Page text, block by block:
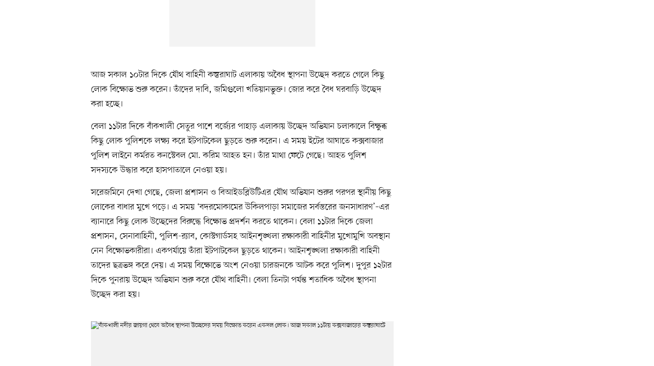
আজ সকাল ১০টার দিকে যৌথ বাহিনী কস্তুরাঘাট এলাকায় অবৈধ স্থাপনা উচ্ছেদ করতে গেলে কিছু
লোক বিক্ষোভ শুরু করেন। তাঁদের দাবি, জমিগুলো খতিয়ানভুক্ত। জোর করে বৈধ ঘরবাড়ি উচ্ছেদ
করা হচ্ছে।
বেলা ১১টার দিকে বাঁকখালী সেতুর পাশে বর্জ্যের পাহাড় এলাকায় উচ্ছেদ অভিযান চলাকালে বিক্ষুব্ধ
কিছু লোক পুলিশকে লক্ষ্য করে ইটপাটকেল ছুড়তে শুরু করেন। এ সময় ইটের আঘাতে কক্সবাজার
পুলিশ লাইনে কর্মরত কনস্টেবল মো. করিম আহত হন। তাঁর মাথা ফেটে গেছে। আহত পুলিশ
সদস্যকে উদ্ধার করে হাসপাতালে নেওয়া হয়।
সরেজমিনে দেখা গেছে, জেলা প্রশাসন ও বিআইডব্লিউটিএর যৌথ অভিযান শুরুর পরপর স্থানীয় কিছু
লোকের বাধার মুখে পড়ে। এ সময় ‘বদরমোকামের উকিলপাড়া সমাজের সর্বস্তরের জনসাধারণ’–এর
ব্যানারে কিছু লোক উচ্ছেদের বিরুদ্ধে বিক্ষোভ প্রদর্শন করতে থাকেন। বেলা ১১টার দিকে জেলা
প্রশাসন, সেনাবাহিনী, পুলিশ-র‍্যাব, কোস্টগার্ডসহ আইনশৃঙ্খলা রক্ষাকারী বাহিনীর মুখোমুখি অবস্থান
নেন বিক্ষোভকারীরা। একপর্যায়ে তাঁরা ইটপাটকেল ছুড়তে থাকেন। আইনশৃঙ্খলা রক্ষাকারী বাহিনী
তাদের ছত্রভঙ্গ করে দেয়। এ সময় বিক্ষোভে অংশ নেওয়া চারজনকে আটক করে পুলিশ। দুপুর ১২টার
দিকে পুনরায় উচ্ছেদ অভিযান শুরু করে যৌথ বাহিনী। বেলা তিনটা পর্যন্ত শতাধিক অবৈধ স্থাপনা
উচ্ছেদ করা হয়।